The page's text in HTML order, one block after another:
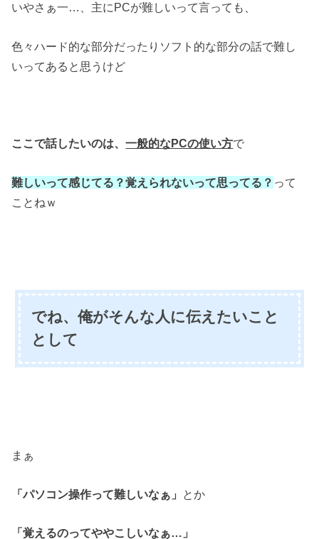
いやさぁ一…、主にPCが難しいって言っても、
色々ハード的な部分だったりソフト的な部分の話で難し
いってあると思うけど
ここで話したいのは、一般的なPCの使い方で
難しいって感じてる？覚えられないって思ってる？ って
ことねｗ
でね、俺がそんな人に伝えたいこと
として
まぁ
「パソコン操作って難しいなぁ」 とか
「覚えるのってややこしいなぁ…」